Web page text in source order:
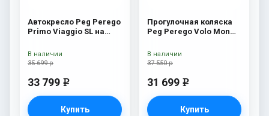
Автокресло Peg Perego
Primo Viaggio SL на
White/Black) Bloom
Scuba
35 699 р
33 799 e
Купить
В наличии
Прогулочная коляска
Peg Perego Volo Mon
37 550 р
31 699 e
Купить
В наличии